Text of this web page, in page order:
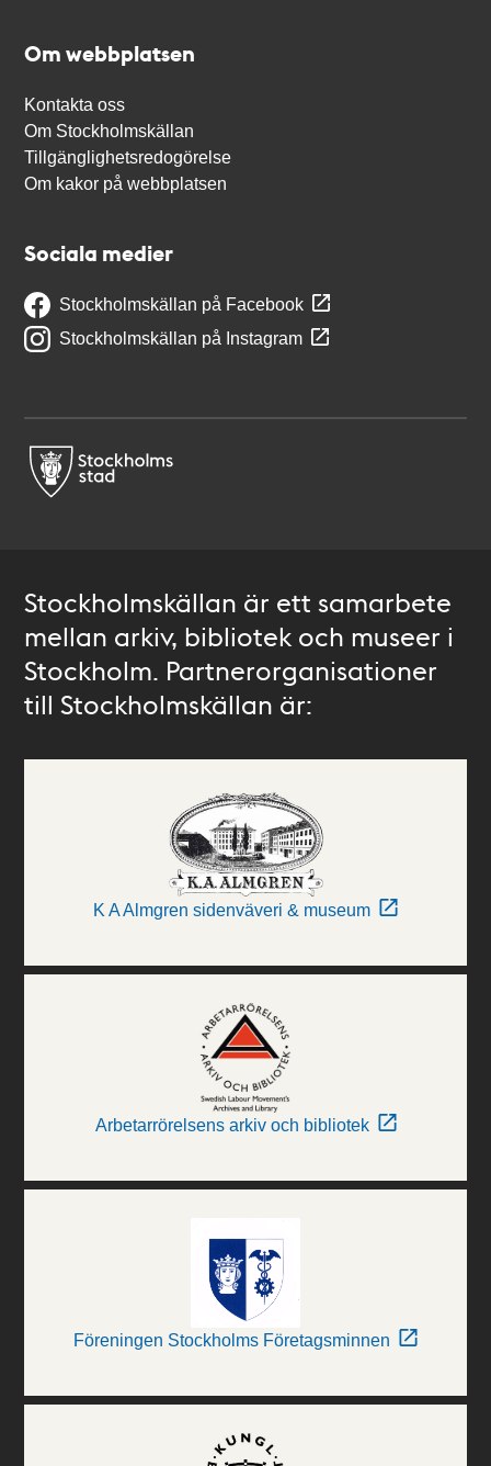
Om webbplatsen
Kontakta oss
Om Stockholmskällan
Tillgänglighetsredogörelse
Om kakor på webbplatsen
Sociala medier
Stockholmskällan på Facebook
Stockholmskällan på Instagram
Stockholmskällan är ett samarbete
mellan arkiv, bibliotek och museer i
Stockholm. Partnerorganisationer
till Stockholmskällan är:
K A Almgren sidenväveri & museum
Arbetarrörelsens arkiv och bibliotek
Föreningen Stockholms Företagsminnen